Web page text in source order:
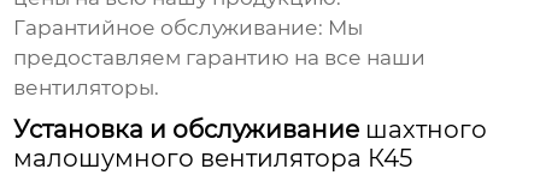
Гарантийное обслуживание: Мы
предоставляем гарантию на все наши
вентиляторы.
Установка и обслуживание шахтного
малошумного вентилятора К45